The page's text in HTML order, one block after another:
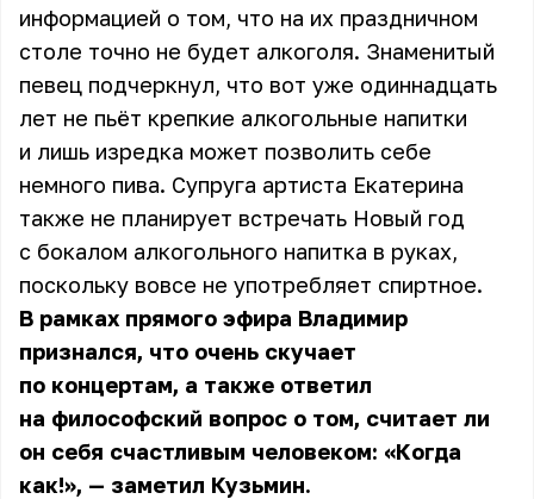
информацией о том, что на их праздничном
столе точно не будет алкоголя. Знаменитый
певец подчеркнул, что вот уже одиннадцать
лет не пьёт крепкие алкогольные напитки
и лишь изредка может позволить себе
немного пива. Супруга артиста Екатерина
также не планирует встречать Новый год
с бокалом алкогольного напитка в руках,
поскольку вовсе не употребляет спиртное.
В рамках прямого эфира Владимир
признался, что очень скучает
по концертам, а также ответил
на философский вопрос о том, считает ли
он себя счастливым человеком: «Когда
как!», — заметил Кузьмин.